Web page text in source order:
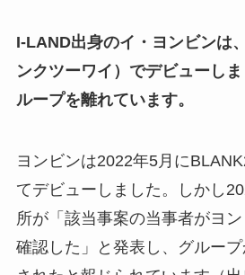
I-LAND出身のイ・ヨンビンは
ンクツーワイ）でデビューし
ループを離れています。
ヨンビンは2022年5月に
てデビューしました。しかし
所が「該当事案の当事者がヨ
確認した」と発表し、グルー